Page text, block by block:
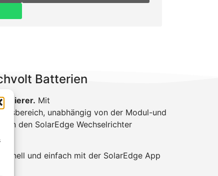
Batterien
Mit
unabhängig von der Modul-und
an den SolarEdge Wechselrichter
und einfach mit der SolarEdge App